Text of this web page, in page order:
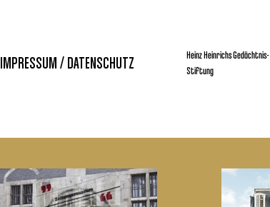
IMPRESSUM / DATENSCHUTZ
Heinz Heinrichs Gedächtnis-
Stiftung